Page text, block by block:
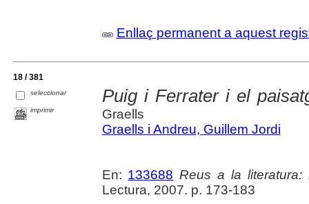
Enllaç permanent a aquest
18 / 381
seleccionar
imprimir
Puig i Ferrater i el
Graells
Graells i Andreu, Guillem Jordi
En: 133688 Reus a la literatura:
Lectura, 2007. p. 173-183